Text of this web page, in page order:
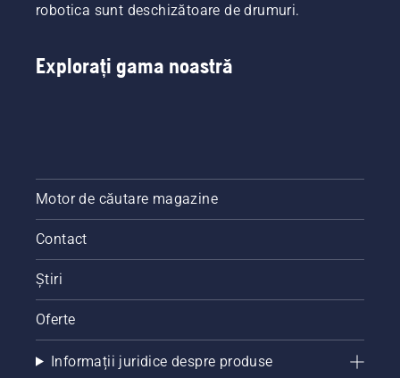
robotica sunt deschizătoare de drumuri.
Explorați gama noastră
Motor de căutare magazine
Contact
Știri
Oferte
Informații juridice despre produse